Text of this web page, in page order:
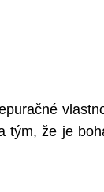
tým, že je